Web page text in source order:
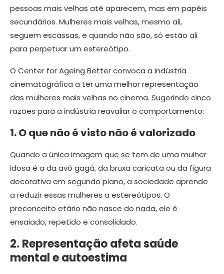
pessoas mais velhas até aparecem, mas em papéis
secundários. Mulheres mais velhas, mesmo ali,
seguem escassas, e quando não são, só estão ali
para perpetuar um estereótipo.
O Center for Ageing Better convoca a indústria
cinematográfica a ter uma melhor representação
das mulheres mais velhas no cinema. Sugerindo cinco
razões para a indústria reavaliar o comportamento:
1. O que não é visto não é valorizado
Quando a única imagem que se tem de uma mulher
idosa é a da avó gagá, da bruxa caricata ou da figura
decorativa em segundo plano, a sociedade aprende
a reduzir essas mulheres a estereótipos. O
preconceito etário não nasce do nada, ele é
ensaiado, repetido e consolidado.
2. Representação afeta saúde
mental e autoestima